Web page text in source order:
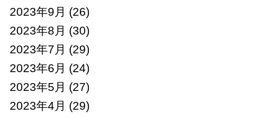
2023年9月 (26)
2023年8月 (30)
2023年7月 (29)
2023年6月 (24)
2023年5月 (27)
2023年4月 (29)